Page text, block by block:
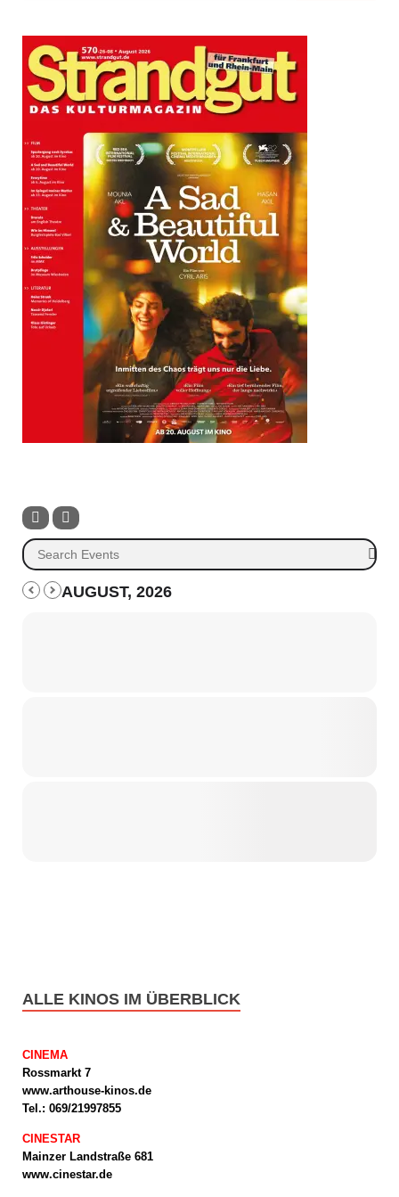
AUGUST, 2026
ALLE KINOS IM ÜBERBLICK
CINEMA
Rossmarkt 7
www.arthouse-kinos.de
Tel.: 069/21997855
CINESTAR
Mainzer Landstraße 681
www.cinestar.de